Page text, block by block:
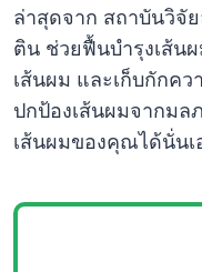
ล่าสุดจาก สถาบันวิจั
ติน ช่วยฟื้นบำรุงเส้น
เส้นผม และเก็บกักค
ปกป้องเส้นผมจากมล
เส้นผมของคุณได้นั่นเ